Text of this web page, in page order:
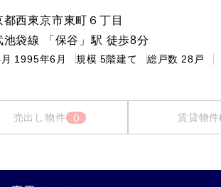
都西東京市東町６丁目
池袋線 「保谷」駅 徒歩8分
1995年6月 規模 5階建て 総戸数 28戸
売出し物件 0 賃貸物件